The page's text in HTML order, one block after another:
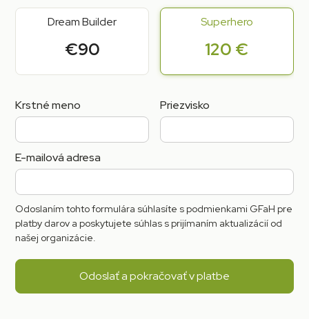
Dream Builder
€90
Superhero
120 €
Krstné meno Priezvisko
E-mailová adresa
Odoslaním tohto formulára súhlasíte s podmienkami GFaH pre
platby darov a poskytujete súhlas s prijímaním aktualizácií od
našej organizácie.